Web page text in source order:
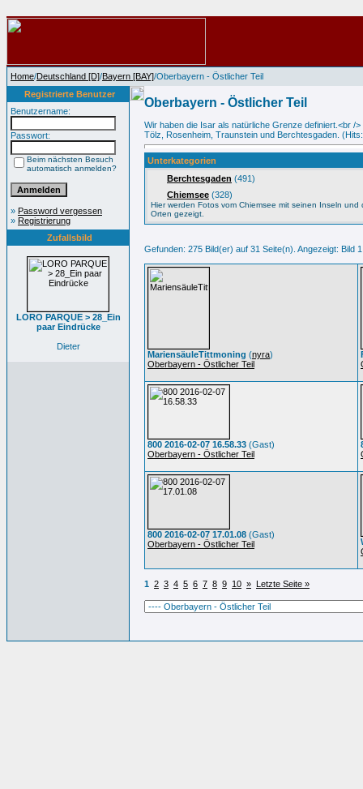
Home/Deutschland [D]/Bayern [BAY]/Oberbayern - Östlicher Teil
Registrierte Benutzer
Benutzername:
Passwort:
Beim nächsten Besuch
automatisch anmelden?
» Password vergessen
» Registrierung
Zufallsbild
LORO PARQUE > 28_Ein
paar Eindrücke
Dieter
Oberbayern - Östlicher Teil
Wir haben die Isar als natürliche Grenze definiert.<br /
Tölz, Rosenheim, Traunstein und Berchtesgaden.
Unterkategorien
Berchtesgaden (491)
Chiemsee (328)
Hier werden Fotos vom Chiemsee mit seinen Inseln und
Orten gezeigt.
Gefunden: 275 Bild(er) auf 31 Seite(n). Angezeigt: Bild
MariensäuleTittmoning (nyra)
Oberbayern - Östlicher Teil
800 2016-02-07 16.58.33 (Gast)
Oberbayern - Östlicher Teil
800 2016-02-07 17.01.08 (Gast)
Oberbayern - Östlicher Teil
1 2 3 4 5 6 7 8 9 10 » Letzte Seite »